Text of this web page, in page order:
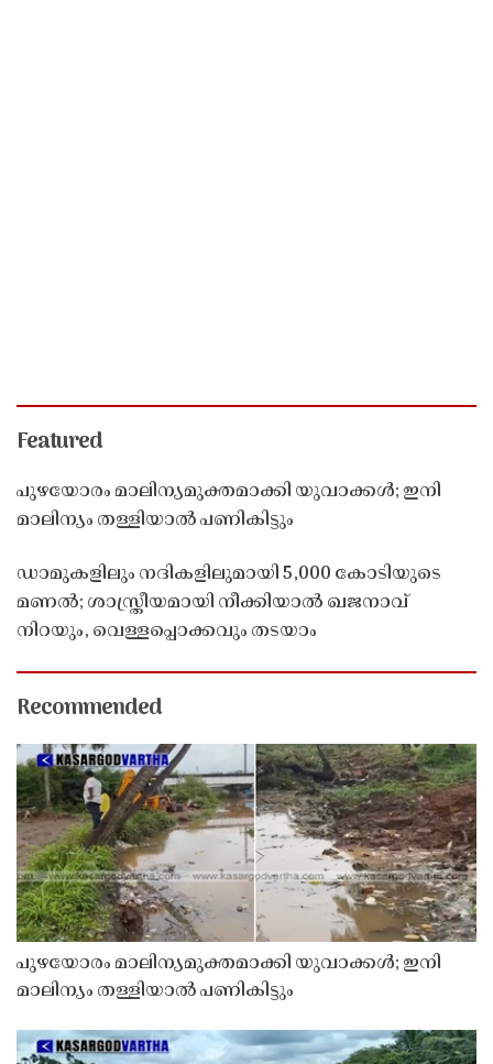
Featured
പുഴയോരം മാലിന്യമുക്തമാക്കി യുവാക്കൾ; ഇനി
മാലിന്യം തള്ളിയാൽ പണികിട്ടും
ഡാമുകളിലും നദികളിലുമായി 5,000 കോടിയുടെ
മണൽ; ശാസ്ത്രീയമായി നീക്കിയാൽ ഖജനാവ്
നിറയും, വെള്ളപ്പൊക്കവും തടയാം
Recommended
പുഴയോരം മാലിന്യമുക്തമാക്കി യുവാക്കൾ; ഇനി
മാലിന്യം തള്ളിയാൽ പണികിട്ടും